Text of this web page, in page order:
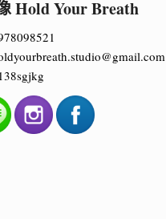
Hold Your Breath